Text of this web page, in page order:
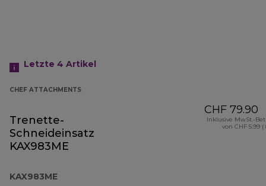
Letzte 4 Artikel
CHEF ATTACHMENTS
Trenette-
Schneideinsatz
KAX983ME
KAX983ME
CHF 79.90
Inklusive MwSt.-
von CHF 5.99 (